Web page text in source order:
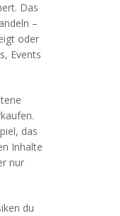
Das
–
oder
Events
das
Inhalte
nur
du